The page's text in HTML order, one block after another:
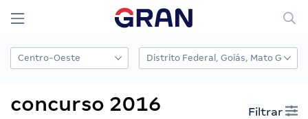
concurso 2016 Filtrar